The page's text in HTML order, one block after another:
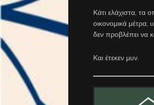
Κάτι ελάχιστα, τα
οικονομικά
δεν προβλέπει να
Και έτεκεν μυν.